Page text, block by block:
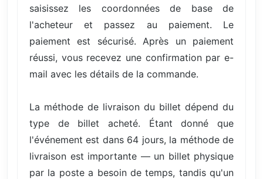
saisissez les coordonnées de base de
l'acheteur et passez au paiement. Le
paiement est sécurisé. Après un paiement
réussi, vous recevez une confirmation par e-
mail avec les détails de la commande.
La méthode de livraison du billet dépend du
type de billet acheté. Étant donné que
l'événement est dans 64 jours, la méthode de
livraison est importante — un billet physique
par la poste a besoin de temps, tandis qu'un